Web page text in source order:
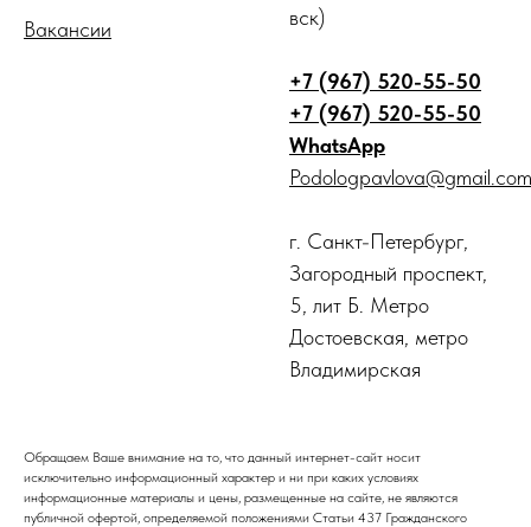
Вакансии
вск)
+7 (967) 520-55-50
+7 (967) 520-55-50
WhatsApp
Podologpavlova@gmail.com
г. Санкт-Петербург,
Загородный проспект,
5, лит Б. Метро
Достоевская, метро
Владимирская
Обращаем Ваше внимание на то, что данный интернет-сайт носит
исключительно информационный характер и ни при каких условиях
информационные материалы и цены, размещенные на сайте, не являются
публичной офертой, определяемой положениями Статьи 437 Гражданского